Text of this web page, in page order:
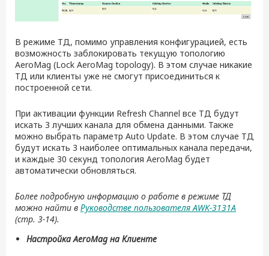
В режиме ТД, помимо управления конфигурацией, есть
возможность заблокировать текущую топологию
AeroMag (Lock AeroMag topology). В этом случае никакие
ТД или клиенты уже не смогут присоединиться к
построенной сети.
При активации функции Refresh Channel все ТД будут
искать 3 лучших канала для обмена данными. Также
можно выбрать параметр Auto Update. В этом случае ТД
будут искать 3 наиболее оптимальных канала передачи,
и каждые 30 секунд топология AeroMag будет
автоматически обновляться.
Более подробную информацию о работе в режиме ТД
можно найти в Руководстве пользователя AWK-3131A
(стр. 3-14).
НастройкаAeroMagна Клиенте